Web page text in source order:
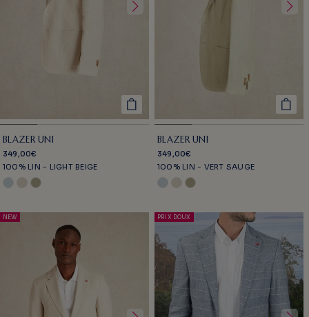
BLAZER UNI
349,00€
100% LIN - LIGHT BEIGE
BLAZER UNI
349,00€
100% LIN - VERT SAUGE
NEW PRIX DOUX